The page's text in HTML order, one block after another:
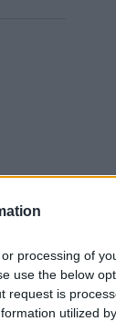
processing of
use the below
request is
utilized